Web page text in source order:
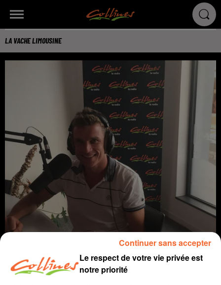
LA VACHE LIMOUSINE
Le respect de votre vie privée est
notre priorité
Continuer sans accepter